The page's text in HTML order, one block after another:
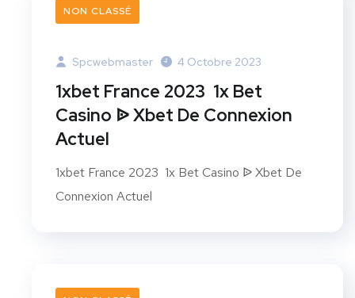
NON CLASSÉ
Spcwebmaster 4 Octobre 2023
1xbet France 2023 ️ 1x Bet
Casino ᐉ Xbet De Connexion
Actuel
1xbet France 2023 ️ 1x Bet Casino ᐉ Xbet De
Connexion Actuel